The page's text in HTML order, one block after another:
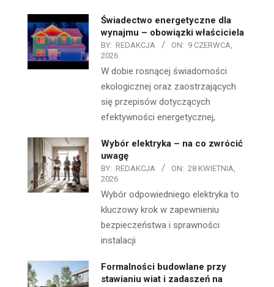
Świadectwo energetyczne dla
wynajmu – obowiązki właściciela
BY: REDAKCJA ON: 9 CZERWCA,
2026
W dobie rosnącej świadomości
ekologicznej oraz zaostrzających
się przepisów dotyczących
efektywności energetycznej,
Wybór elektryka – na co zwrócić
uwagę
BY: REDAKCJA ON: 28 KWIETNIA,
2026
Wybór odpowiedniego elektryka to
kluczowy krok w zapewnieniu
bezpieczeństwa i sprawności
instalacji
Formalności budowlane przy
stawianiu wiat i zadaszeń na